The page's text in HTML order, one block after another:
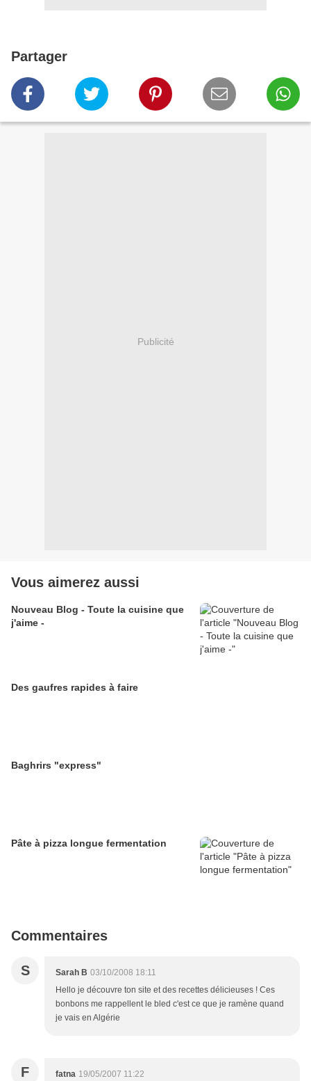
Partager
Publicité
Vous aimerez aussi
Nouveau Blog - Toute la cuisine que
j'aime -
Des gaufres rapides à faire
Baghrirs "express"
Pâte à pizza longue fermentation
Commentaires
S Sarah B 03/10/2008 18:11
Hello je découvre ton site et des recettes délicieuses ! Ces
bonbons me rappellent le bled c'est ce que je ramène quand
je vais en Algérie
F fatna 19/05/2007 11:22